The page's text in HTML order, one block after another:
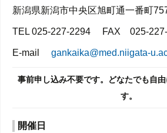
新潟県新潟市中央区旭町通一番町
TEL 025-227-2294 FAX 025-
E-mail gankaika@med.niigata-
事前申し込み不要です。どなたでも自
す。
開催日